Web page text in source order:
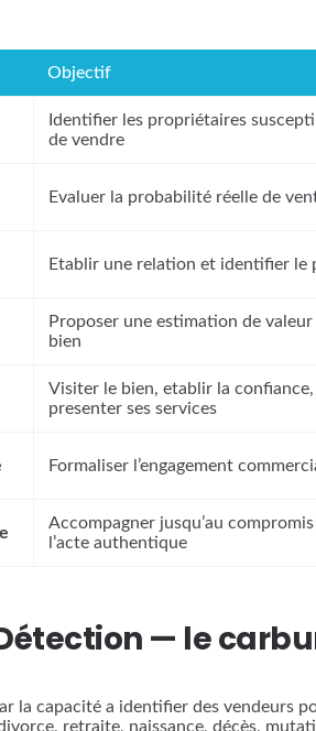
Objectif
Identifier les propriétaires
de vendre
Evaluer la probabilité réelle de
Etablir une relation et identifier le
Proposer une estimation de valeur
bien
Visiter le bien, etablir la confiance,
presenter ses services
Formaliser l’engagement
Accompagner jusqu’au
l’acte authentique
Détection — le
la capacité a identifier des vendeurs
retraite, naissance, décès,